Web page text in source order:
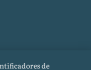
de